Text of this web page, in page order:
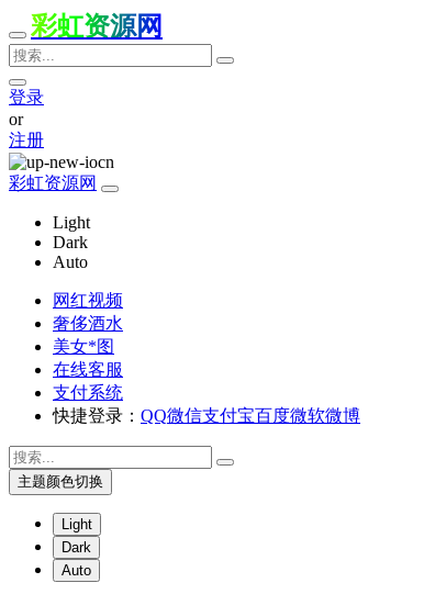
彩虹资源网
登录
or
注册
彩虹资源网
Light
Dark
Auto
网红视频
奢侈酒水
美女*图
在线客服
支付系统
快捷登录： QQ微信支付宝百度微软微博
主题颜色切换
Light
Dark
Auto